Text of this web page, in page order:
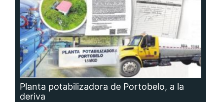
Planta potabilizadora de Portobelo, a la
deriva